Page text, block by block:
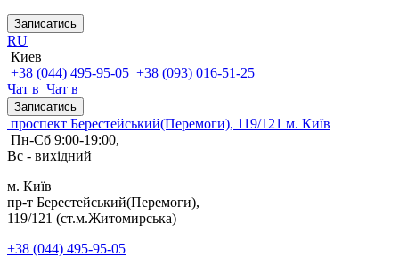
Записатись
RU
Киев
+38 (044) 495-95-05 +38 (093) 016-51-25
Чат в Чат в
Записатись
проспект Берестейський(Перемоги), 119/121 м. Київ
Пн-Сб 9:00-19:00,
Вс - вихідний
м. Київ
пр-т Берестейський(Перемоги),
119/121 (ст.м.Житомирська)
+38 (044) 495-95-05